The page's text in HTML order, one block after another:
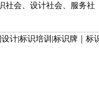
社会 设计社会
服务社